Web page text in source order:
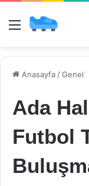
Menü
Anasayfa /Genel
Ada
Futbol